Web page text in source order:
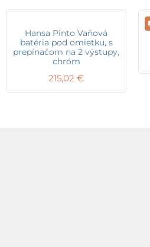
Hansa Pinto Vaňová
batéria pod omietku, s
prepínačom na 2 výstupy,
chróm
215,02 €